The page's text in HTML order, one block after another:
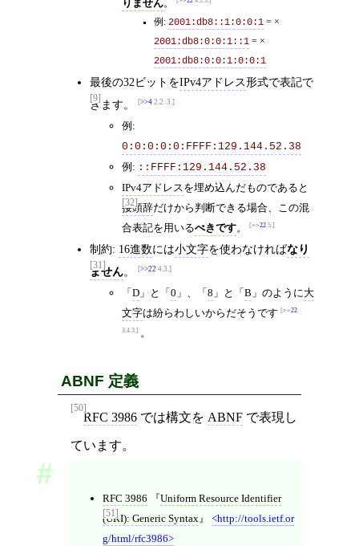
りません。
例: 2001:db8::1:0:0:1 = ×
2001:db8:0:0:1::1 = ×
2001:db8:0:0:1:0:0:1
[9]
最後の32ビットをIPv4アドレス形式で表記で
きます。
>>4 2.2. 3.
例:
0:0:0:0:0:FFFF:129.144.52.38
例: ::FFFF:129.144.52.38
[32]
IPv4アドレスを埋め込んだものであると
接頭辞だけから判断できる場合、この混
合表記を用いるべきです。 >>22 5.
[31]
制約: 16進数には小文字を使わなければなり
ません。 >>22 4.3.
「 D 」と「 0 」、「 8 」と「 B 」のように大
文字は紛らわしいからだそうです >>22
3.4.3. 。
ABNF 定義
[50]
RFC 3986 では構文を ABNF で表現し
ています。
[51]
RFC 3986
Uniform Resource Identifier
(URI): Generic Syntax
http://tools.ietf.or
g/html/rfc3986